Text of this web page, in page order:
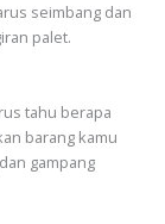
seimbang dan
palet.
tahu berapa
barang kamu
gampang